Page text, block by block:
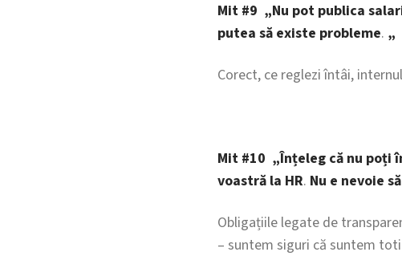
Mit #9 „Nu pot publica
putea să existe probleme. „
Corect, ce reglezi întâi,
Mit #10 „Înțeleg că nu poți
voastră la HR. Nu e nevoie
Obligațiile legate de
– suntem siguri că suntem